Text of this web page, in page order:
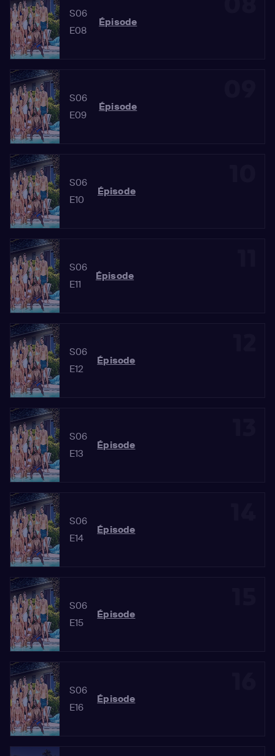
S06
E08
Épisode
S06
E09
Épisode
S06
E10
Épisode
S06
E11
Épisode
S06
E12
Épisode
S06
E13
Épisode
S06
E14
Épisode
S06
E15
Épisode
S06
E16
Épisode